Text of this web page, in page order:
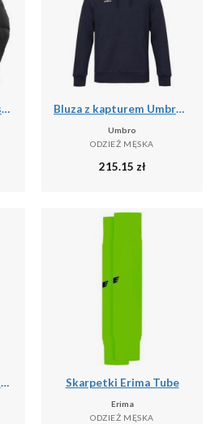
Kurtka uniwersalna męska Vans NO Hood Puffer Bluza z kapturem Umbro pro training
Umbro
ODZIEŻ MĘSKA
215.15 zł
Męska kurtka softshell LANETTE M, wodoodporna, wiatroszczelna i termiczna z tech Skarpetki Erima Tube
Erima
ODZIEŻ MĘSKA